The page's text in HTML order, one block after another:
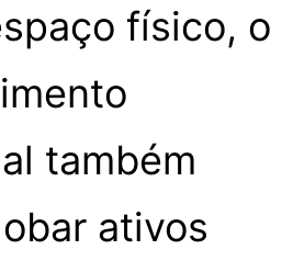
físico, o
também
ativos